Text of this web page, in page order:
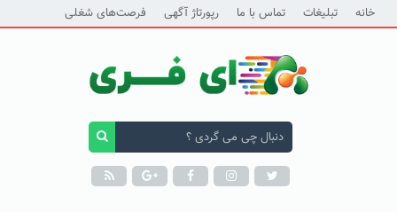
خانه تبلیغات تماس با ما رپورتاژ آگهی فرصت‌های شغلی